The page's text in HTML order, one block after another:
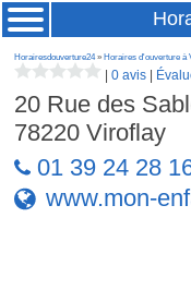
Horairesdouverture24» Horaires d'ouverture à
|0 avis
20 Rue des
78220Viroflay
01 39 24 28
www.mon-